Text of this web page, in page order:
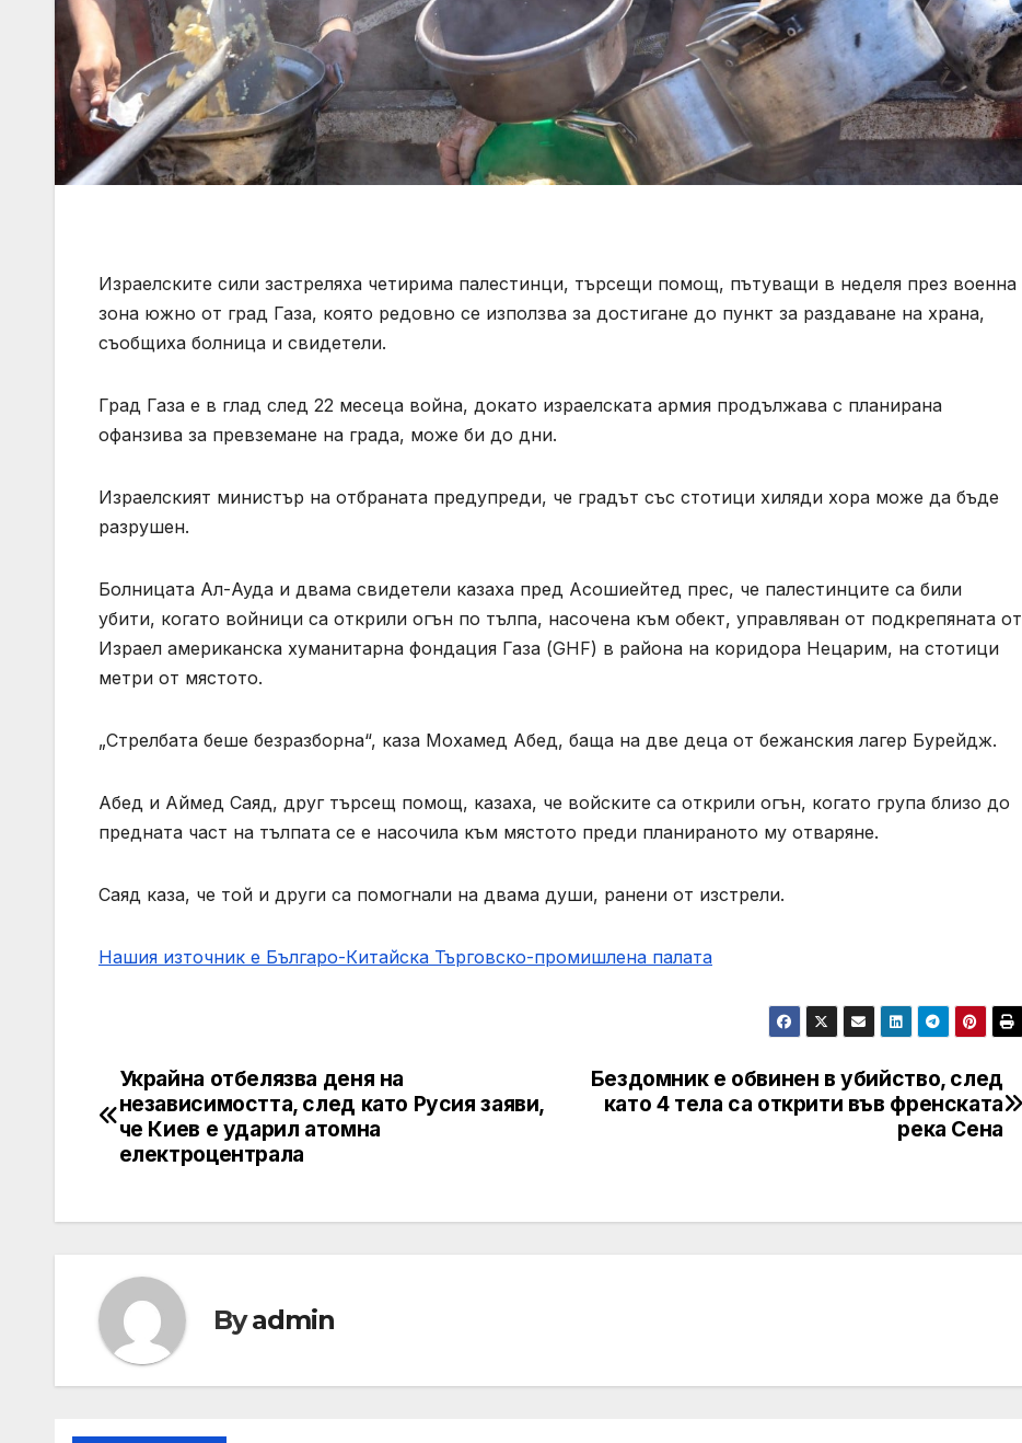
Израелските сили застреляха четирима палестинци, търсещи помощ, пътуващи в неделя през военна
зона южно от град Газа, която редовно се използва за достигане до пункт за раздаване на храна,
съобщиха болница и свидетели.
Град Газа е в глад след 22 месеца война, докато израелската армия продължава с планирана
офанзива за превземане на града, може би до дни.
Израелският министър на отбраната предупреди, че градът със стотици хиляди хора може да бъде
разрушен.
Болницата Ал-Ауда и двама свидетели казаха пред Асошиейтед прес, че палестинците са били
убити, когато войници са открили огън по тълпа, насочена към обект, управляван от подкрепяната от
Израел американска хуманитарна фондация Газа (GHF) в района на коридора Нецарим, на стотици
метри от мястото.
„Стрелбата беше безразборна“, каза Мохамед Абед, баща на две деца от бежанския лагер Бурейдж.
Абед и Аймед Саяд, друг търсещ помощ, казаха, че войските са открили огън, когато група близо до
предната част на тълпата се е насочила към мястото преди планираното му отваряне.
Саяд каза, че той и други са помогнали на двама души, ранени от изстрели.
Нашия източник е Българо-Китайска Търговско-промишлена палaта
Post
navigation
Бездомник е обвинен в убийство, след
като 4 тела са открити във френската
река Сена
Украйна отбелязва деня на
независимостта, след като Русия заяви,
че Киев е ударил атомна
електроцентрала
Byadmin